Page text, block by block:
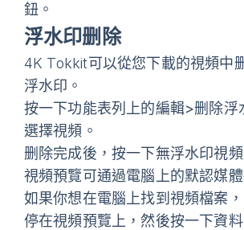
鈕。
浮水印删除
4K Tokkit可以從您下載的視頻中
浮水印 。
按一下功能表列上的編輯>删除浮
選擇視頻。
删除完成後，按一下無浮水印視頻
視頻預覽可通過電腦上的默認媒
如果你想在電腦上找到視頻檔案
停在視頻預覽上，然後按一下資料